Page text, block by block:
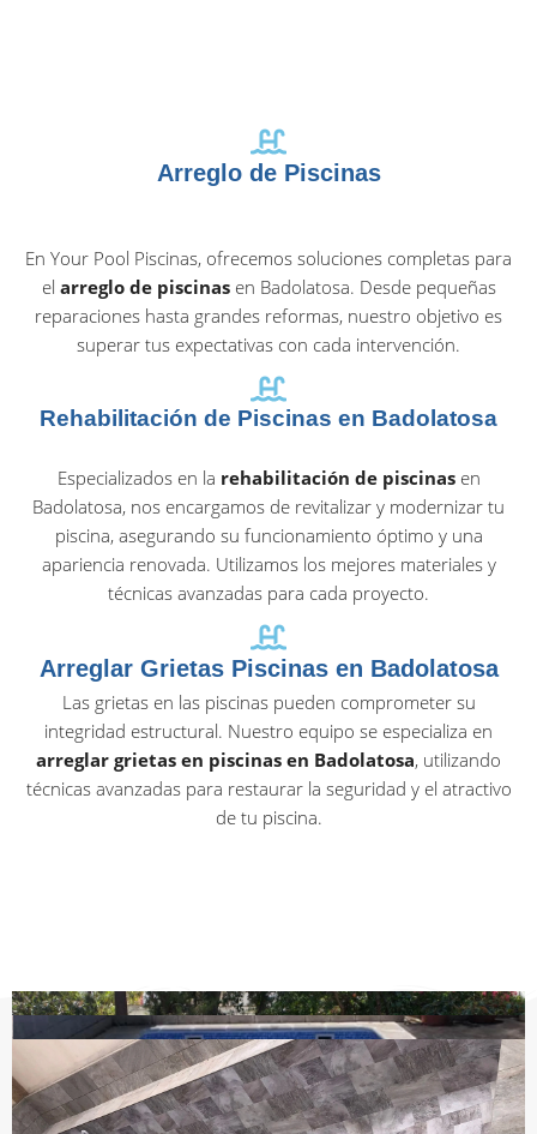
Arreglo de Piscinas
En Your Pool Piscinas, ofrecemos soluciones completas para
el arreglo de piscinasen Badolatosa. Desde pequeñas
reparaciones hasta grandes reformas, nuestro objetivo es
superar tus expectativas con cada intervención.
Rehabilitación de Piscinas en Badolatosa
Especializados en la rehabilitación de piscinasen
Badolatosa, nos encargamos de revitalizar y modernizar tu
piscina, asegurando su funcionamiento óptimo y una
apariencia renovada. Utilizamos los mejores materiales y
técnicas avanzadas para cada proyecto.
Arreglar Grietas Piscinas en Badolatosa
Las grietas en las piscinas pueden comprometer su
integridad estructural. Nuestro equipo se especializa en
arreglar grietas en piscinas en Badolatosa, utilizando
técnicas avanzadas para restaurar la seguridad y el atractivo
de tu piscina.